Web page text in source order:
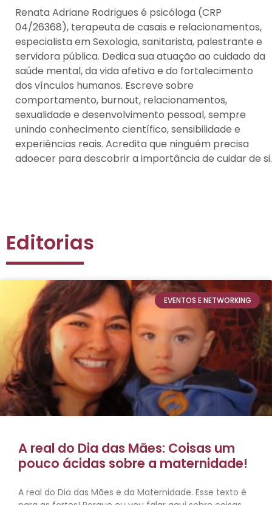
Renata Adriane Rodrigues é psicóloga (CRP
04/26368), terapeuta de casais e relacionamentos,
especialista em Sexologia, sanitarista, palestrante e
servidora pública. Dedica sua atuação ao cuidado da
saúde mental, da vida afetiva e do fortalecimento
dos vínculos humanos. Escreve sobre
comportamento, burnout, relacionamentos,
sexualidade e desenvolvimento pessoal, sempre
unindo conhecimento científico, sensibilidade e
experiências reais. Acredita que ninguém precisa
adoecer para descobrir a importância de cuidar de si.
Editorias
EVENTOS E NETWORKING
A real do Dia das Mães: Coisas um
pouco ácidas sobre a maternidade!
A real do Dia das Mães e da Maternidade. Esse texto é